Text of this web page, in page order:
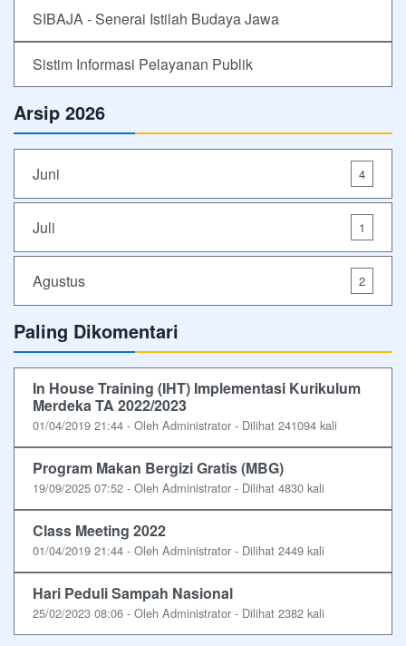
SIBAJA - Senerai Istilah Budaya Jawa
Sistim Informasi Pelayanan Publik
Arsip 2026
Juni 4
Juli 1
Agustus 2
Paling Dikomentari
In House Training (IHT) Implementasi Kurikulum
Merdeka TA 2022/2023
01/04/2019 21:44 - Oleh Administrator - Dilihat 241094 kali
Program Makan Bergizi Gratis (MBG)
19/09/2025 07:52 - Oleh Administrator - Dilihat 4830 kali
Class Meeting 2022
01/04/2019 21:44 - Oleh Administrator - Dilihat 2449 kali
Hari Peduli Sampah Nasional
25/02/2023 08:06 - Oleh Administrator - Dilihat 2382 kali